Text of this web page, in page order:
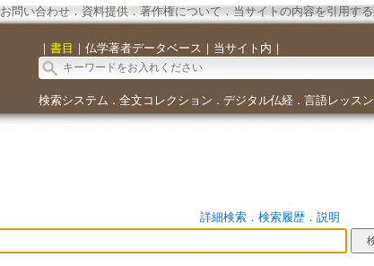
お問い合わせ． 資料提供． 著作権について．当サイトの内容を引用する
｜ 書目 ｜ 仏学著者データベース ｜ 当サイト内 ｜
検索システム ． 全文コレクション ． デジタル仏経． 言語レッスン
詳細検索． 検索履歴． 説明